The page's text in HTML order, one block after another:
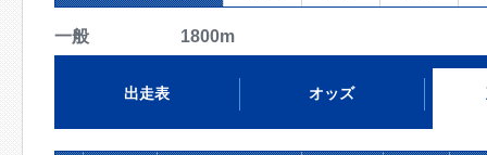
一般 1800m
出走表 オッズ